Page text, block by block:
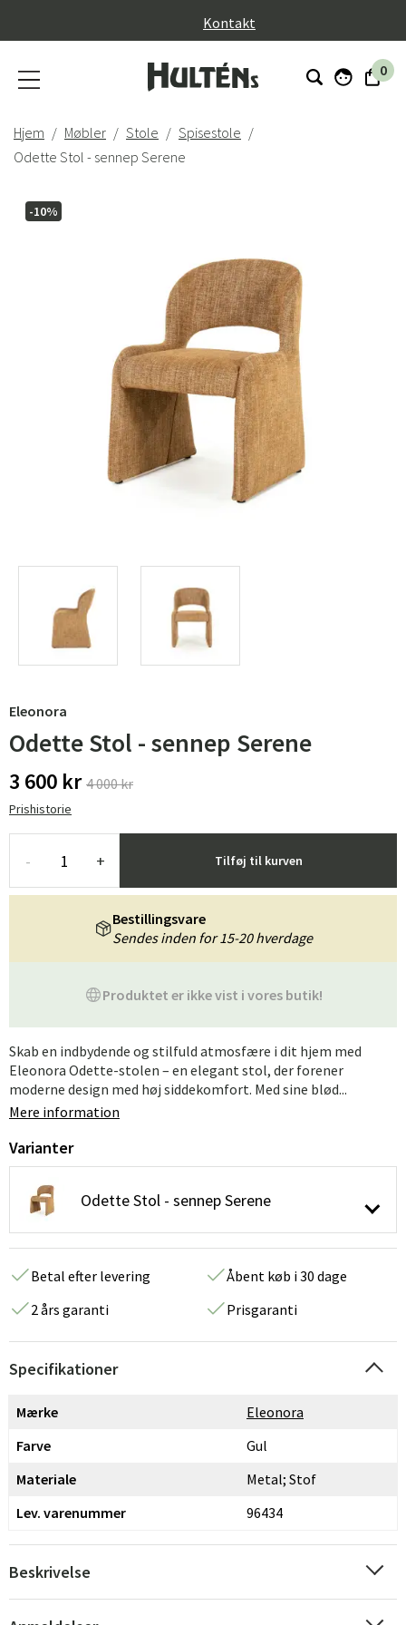
Kontakt
0
Hjem Møbler Stole
Spisestole
Odette Stol - sennep Serene
-10%
Eleonora
Odette Stol - sennep Serene
3 600 kr 4 000 kr
Prishistorie
- + Tilføj til kurven
Produktet er ikke vist i vores butik!
Bestillingsvare
Sendes inden for 15-20 hverdage
Skab en indbydende og stilfuld atmosfære i dit hjem med
Eleonora Odette-stolen – en elegant stol, der forener
moderne design med høj siddekomfort. Med sine blød...
Mere information
Varianter
Odette Stol - sennep Serene
Betal efter levering
Åbent køb i 30 dage
2 års garanti
Prisgaranti
Specifikationer
Mærke
Eleonora
Farve
Gul
Materiale
Metal; Stof
Lev. varenummer
96434
Beskrivelse